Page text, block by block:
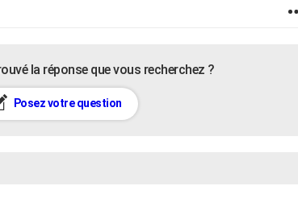
la réponse que vous recherchez ?
Posez votre question